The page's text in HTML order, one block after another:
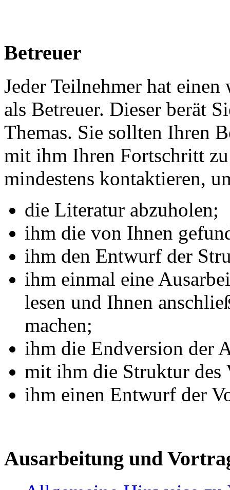
Betreuer
Jeder Teilnehmer hat
als Betreuer. Dieser berät
Themas. Sie sollten Ihren
mit ihm Ihren Fortschritt
mindestens kontaktieren,
die Literatur abzuholen;
ihm die von Ihnen
ihm den Entwurf der
ihm einmal eine
lesen und Ihnen
machen;
ihm die Endversion der
mit ihm die Struktur des
ihm einen Entwurf der
Ausarbeitung und